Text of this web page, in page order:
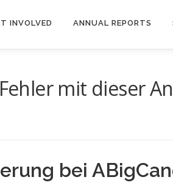
INVOLVED ANNUAL REPORTS
mit dieser
bei